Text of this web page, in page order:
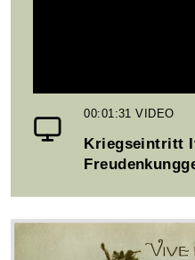
00:01:31VIDEO
Kriegseintritt